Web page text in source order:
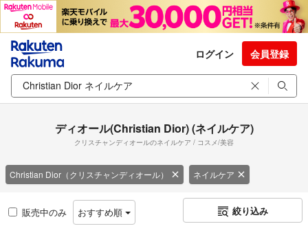
ログイン 会員登録
ディオール(Christian Dior) (ネイルケア)
クリスチャンディオールのネイルケア / コスメ/美容
Christian Dior（クリスチャンディオール） ネイルケア
販売中のみ おすすめ順 絞り込み